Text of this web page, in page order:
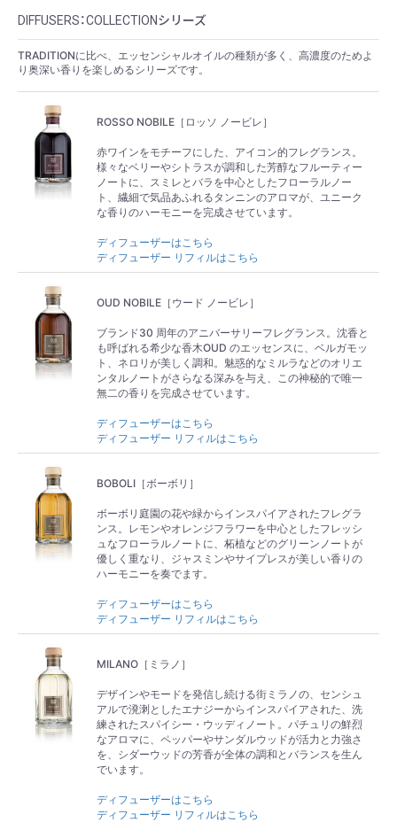
DIFFUSERS：COLLECTIONシリーズ
TRADITIONに比べ、エッセンシャルオイルの種類が多く、高濃度のためよ
り奥深い香りを楽しめるシリーズです。
ROSSO NOBILE［ロッソ ノービレ］
赤ワインをモチーフにした、アイコン的フレグランス。
様々なベリーやシトラスが調和した芳醇なフルーティー
ノートに、スミレとバラを中心としたフローラルノー
ト、繊細で気品あふれるタンニンのアロマが、ユニーク
な香りのハーモニーを完成させています。
ディフューザーはこちら
ディフューザー リフィルはこちら
OUD NOBILE［ウード ノービレ］
ブランド30 周年のアニバーサリーフレグランス。沈香と
も呼ばれる希少な香木OUD のエッセンスに、ベルガモッ
ト、ネロリが美しく調和。魅惑的なミルラなどのオリエ
ンタルノートがさらなる深みを与え、この神秘的で唯一
無二の香りを完成させています。
ディフューザーはこちら
ディフューザー リフィルはこちら
BOBOLI［ボーボリ］
ボーボリ庭園の花や緑からインスパイアされたフレグラ
ンス。レモンやオレンジフラワーを中心としたフレッシ
ュなフローラルノートに、柘植などのグリーンノートが
優しく重なり、ジャスミンやサイプレスが美しい香りの
ハーモニーを奏でます。
ディフューザーはこちら
ディフューザー リフィルはこちら
MILANO［ミラノ］
デザインやモードを発信し続ける街ミラノの、センシュ
アルで溌溂としたエナジーからインスパイアされた、洗
練されたスパイシー・ウッディノート。パチュリの鮮烈
なアロマに、ペッパーやサンダルウッドが活力と力強さ
を、シダーウッドの芳香が全体の調和とバランスを生ん
でいます。
ディフューザーはこちら
ディフューザー リフィルはこちら